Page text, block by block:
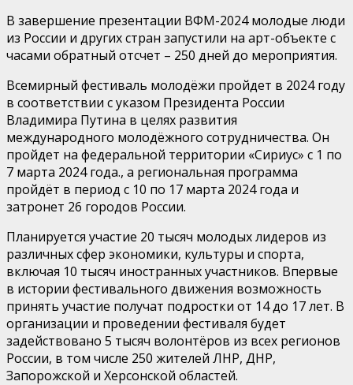
В завершение презентации ВФМ-2024 молодые люди
из России и других стран запустили на арт-объекте с
часами обратный отсчет – 250 дней до мероприятия.
Всемирный фестиваль молодёжи пройдет в 2024 году
в соответствии с указом Президента России
Владимира Путина в целях развития
международного молодёжного сотрудничества. Он
пройдет на федеральной территории «Сириус» с 1 по
7 марта 2024 года., а региональная программа
пройдёт в период с 10 по 17 марта 2024 года и
затронет 26 городов России.
Планируется участие 20 тысяч молодых лидеров из
различных сфер экономики, культуры и спорта,
включая 10 тысяч иностранных участников. Впервые
в истории фестивального движения возможность
принять участие получат подростки от 14 до 17 лет. В
организации и проведении фестиваля будет
задействовано 5 тысяч волонтёров из всех регионов
России, в том числе 250 жителей ЛНР, ДНР,
Запорожской и Херсонской областей.